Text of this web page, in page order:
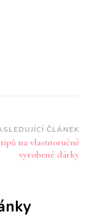
ČLÁNEK
na vlastnoručně
vyrobené dárky